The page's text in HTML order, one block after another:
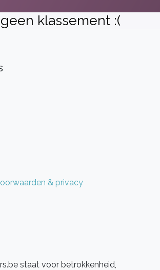
klassement :(
& privacy
staat voor betrokkenheid,